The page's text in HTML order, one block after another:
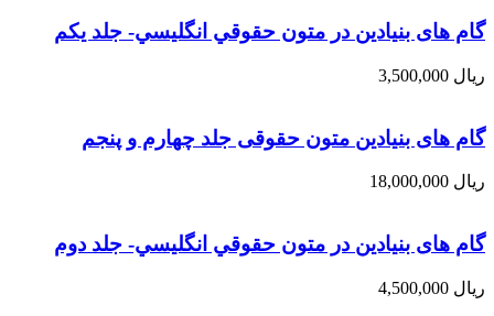
گام های بنیادین در متون حقوقي انگليسي- جلد يكم
ریال
گام های بنیادین متون حقوقی جلد چهارم و پنجم
ریال
گام های بنیادین در متون حقوقي انگليسي- جلد دوم
ریال